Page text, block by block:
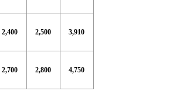
2,400 2,500 3,910
2,700 2,800 4,750